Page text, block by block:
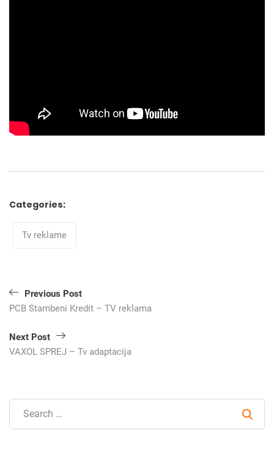
Categories:
Tv reklame
Кретање
чланка
Previous Post
PCB Stambeni Kredit – TV reklama
Next Post
VAXOL SPREJ – Tv adaptacija